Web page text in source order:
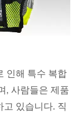
인해 특수 복합
, 사람들은 제품
고 있습니다. 직